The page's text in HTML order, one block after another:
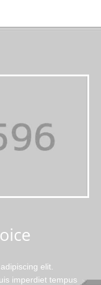
elit.
imperdiet tempus